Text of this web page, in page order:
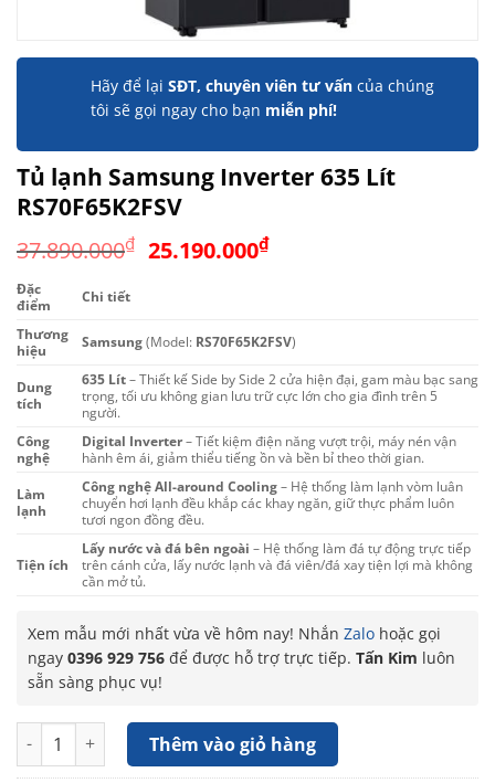
Hãy để lại SĐT, chuyên viên tư vấn của chúng
tôi sẽ gọi ngay cho bạn miễn phí!
Tủ lạnh Samsung Inverter 635 Lít
RS70F65K2FSV
37.890.000₫ Giá
25.190.000₫Giá
25.190.000₫.
Đặc
điểm
Chi tiết
Thương
hiệu
Samsung(Model: RS70F65K2FSV)
Dung
tích
635 Lít– Thiết kế Side by Side 2 cửa hiện đại, gam màu bạc sang
trọng, tối ưu không gian lưu trữ cực lớn cho gia đình trên 5
người.
Công
nghệ
Digital Inverter– Tiết kiệm điện năng vượt trội, máy nén vận
hành êm ái, giảm thiểu tiếng ồn và bền bỉ theo thời gian.
Làm
lạnh
Công nghệ All-around Cooling– Hệ thống làm lạnh vòm luân
chuyển hơi lạnh đều khắp các khay ngăn, giữ thực phẩm luôn
tươi ngon đồng đều.
Tiện ích
Lấy nước và đá bên ngoài – Hệ thống làm đá tự động trực tiếp
trên cánh cửa, lấy nước lạnh và đá viên/đá xay tiện lợi mà không
cần mở tủ.
Xem mẫu mới nhất vừa về hôm nay! Nhắn Zalo hoặc gọi
ngay 0396 929 756 để được hỗ trợ trực tiếp. Tấn Kim luôn
sẵn sàng phục vụ!
Tủ lạnh Samsung Inverter 635 Lít RS70F65K2FSV số lượng
Thêm vào giỏ hàng